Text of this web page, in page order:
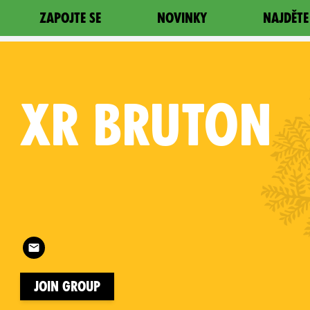
ZAPOJTE SE NOVINKY
XR BRUTON
Follow XR Bruton on
Join Group